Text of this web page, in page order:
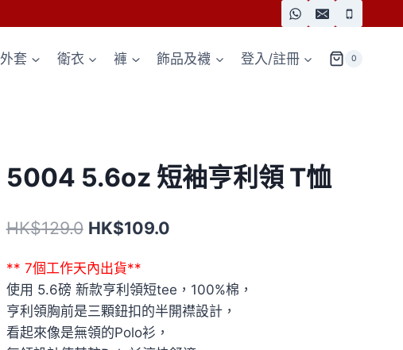
外套 衛衣 褲 飾品及襪 登入/註冊 0
5004 5.6oz 短袖亨利領 T恤
HK$129.0 原
價
格：
HK$129.0。
HK$109.0目
格：
** 7個工作天內出貨**
使用 5.6磅 新款亨利領短tee，100%棉，
亨利領胸前是三顆鈕扣的半開襟設計，
看起來像是無領的Polo衫，